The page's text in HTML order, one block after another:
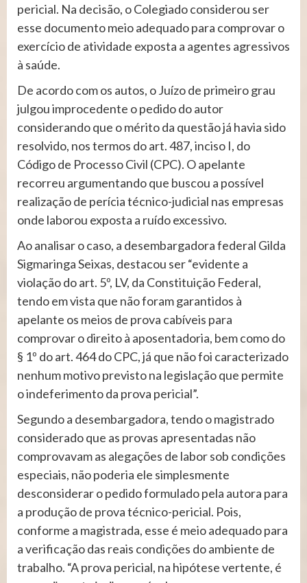
pericial. Na decisão, o Colegiado considerou ser
esse documento meio adequado para comprovar o
exercício de atividade exposta a agentes agressivos
à saúde.
De acordo com os autos, o Juízo de primeiro grau
julgou improcedente o pedido do autor
considerando que o mérito da questão já havia sido
resolvido, nos termos do art. 487, inciso I, do
Código de Processo Civil (CPC). O apelante
recorreu argumentando que buscou a possível
realização de perícia técnico-judicial nas empresas
onde laborou exposta a ruído excessivo.
Ao analisar o caso, a desembargadora federal Gilda
Sigmaringa Seixas, destacou ser “evidente a
violação do art. 5º, LV, da Constituição Federal,
tendo em vista que não foram garantidos à
apelante os meios de prova cabíveis para
comprovar o direito à aposentadoria, bem como do
§ 1º do art. 464 do CPC, já que não foi caracterizado
nenhum motivo previsto na legislação que permite
o indeferimento da prova pericial”.
Segundo a desembargadora, tendo o magistrado
considerado que as provas apresentadas não
comprovavam as alegações de labor sob condições
especiais, não poderia ele simplesmente
desconsiderar o pedido formulado pela autora para
a produção de prova técnico-pericial. Pois,
conforme a magistrada, esse é meio adequado para
a verificação das reais condições do ambiente de
trabalho. “A prova pericial, na hipótese vertente, é